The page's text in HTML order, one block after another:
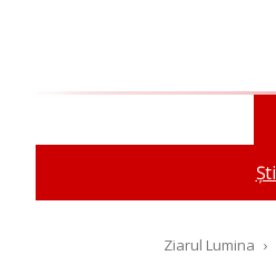
Ziarul Lumina ›